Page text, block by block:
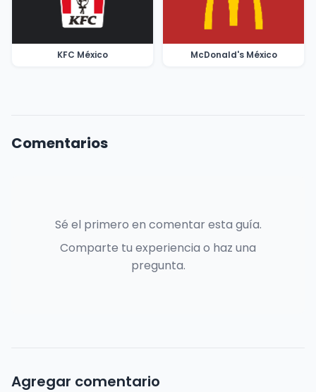
KFC México McDonald's México
Comentarios
Sé el primero en comentar esta guía.
Comparte tu experiencia o haz una
pregunta.
Agregar comentario